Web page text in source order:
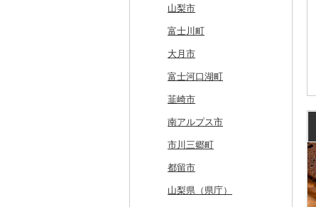
清里町
北斗市
留萌市
白糠町
釧路町
名寄市
美唄市
厚岸町
南富良野町
東通村
黒石市
おいらせ町
鶴田町
階上町
深浦町
青森市
田子町
新郷村
一戸町
陸前高田市
紫波町
滝沢市
住田町
葛巻町
花巻市
岩泉町
田野畑村
白石市
登米市
山元町
名取市
川崎町
村田町
栗原市
富谷市
岩沼市
井川町
潟上市
三種町
藤里町
湯沢市
大館市
由利本荘市
にかほ市
羽後町
酒田市
新庄市
長井市
小国町
南陽市
中山町
庄内町
大石田町
川西町
須賀川市
小野町
棚倉町
古殿町
昭和村
下郷町
西郷村
二本松市
猪苗代町
境町
かすみがうら市
牛久市
常陸太田市
つくばみらい市
下妻市
茨城町
神栖市
常総市
高根沢町
大田原市
栃木市
日光市
小山市
宇都宮市
栃木県（県庁）
那珂川町
茂木町
昭和村
甘楽町
明和町
沼田市
桐生市
吉岡町
太田市
高山村
みどり市
久喜市
ふじみ野市
川島町
上里町
川口市
飯能市
長瀞町
羽生市
小鹿野町
長柄町
芝山町
八千代市
横芝光町
多古町
白子町
栄町
香取市
習志野市
昭島市
武蔵村山市
葛飾区
小金井市
墨田区
東久留米市
利島村
瑞穂町
大島町
松田町
大井町
中井町
愛川町
山北町
真鶴町
清川村
開成町
藤沢市
燕市
南魚沼市
関川村
新発田市
加茂市
小千谷市
田上町
五泉市
三条市
砺波市
入善町
黒部市
立山町
富山県（県庁）
小矢部市
滑川市
富山市
南砺市
輪島市
中能登町
石川県（県庁）
野々市市
能登町
能美市
津幡町
宝達志水町
金沢市
若狭町
鯖江市
高浜町
勝山市
福井県（県庁）
越前市
坂井市
あわら市
福井市
山梨市
富士川町
大月市
富士河口湖町
韮崎市
南アルプス市
市川三郷町
都留市
山梨県（県庁）